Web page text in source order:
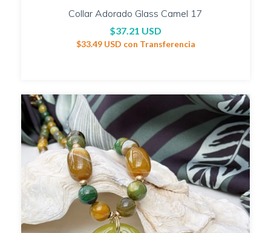
Collar Adorado Glass Camel 17
$37.21 USD
$33.49 USD con Transferencia